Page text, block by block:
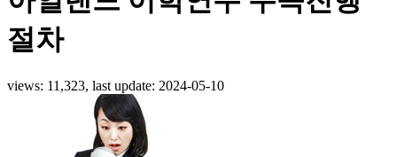
절차
views: 11,323, last update: 2024-05-10